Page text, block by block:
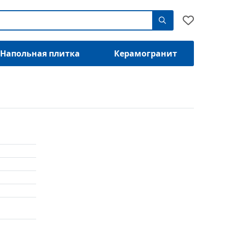
Напольная плитка Керамогранит